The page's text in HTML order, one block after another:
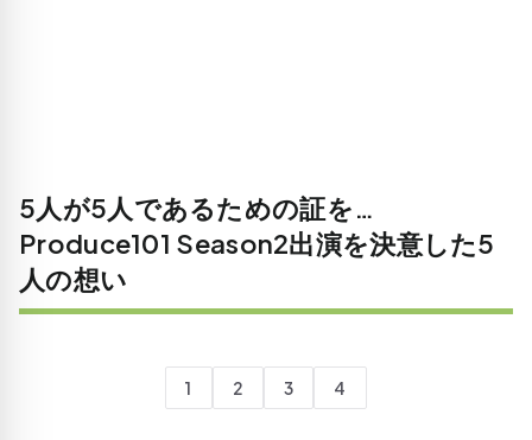
5人が5人であるための証を…
Produce101 Season2出演を決意した5
人の想い
1 2 3 4